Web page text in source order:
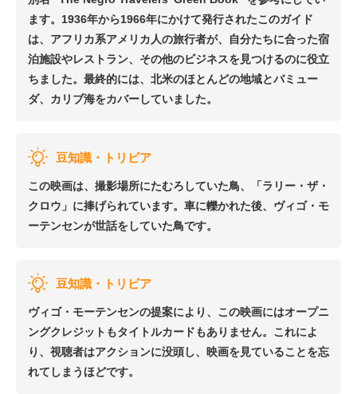
ます。1936年から1966年にかけて発行されたこのガイド
は、アフリカ系アメリカ人の旅行者が、自分たちに合った宿
泊施設やレストラン、その他のビジネスを見つけるのに役立
ちました。最終的には、北米のほとんどの地域とバミュー
ダ、カリブ海をカバーしていました。
豆知識・トリビア
この映画は、撮影場所にたむろしていた鳥、「ラリー・ザ・
クロウ」に捧げられています。車に轢かれた後、ヴィゴ・モ
ーテンセンが世話をしていた鳥です。
豆知識・トリビア
ヴィゴ・モーテンセンの提案により、この映画にはオープニ
ングクレジットもタイトルカードもありません。これによ
り、視聴者はアクションに没頭し、映画を見ていることを忘
れてしまうほどです。